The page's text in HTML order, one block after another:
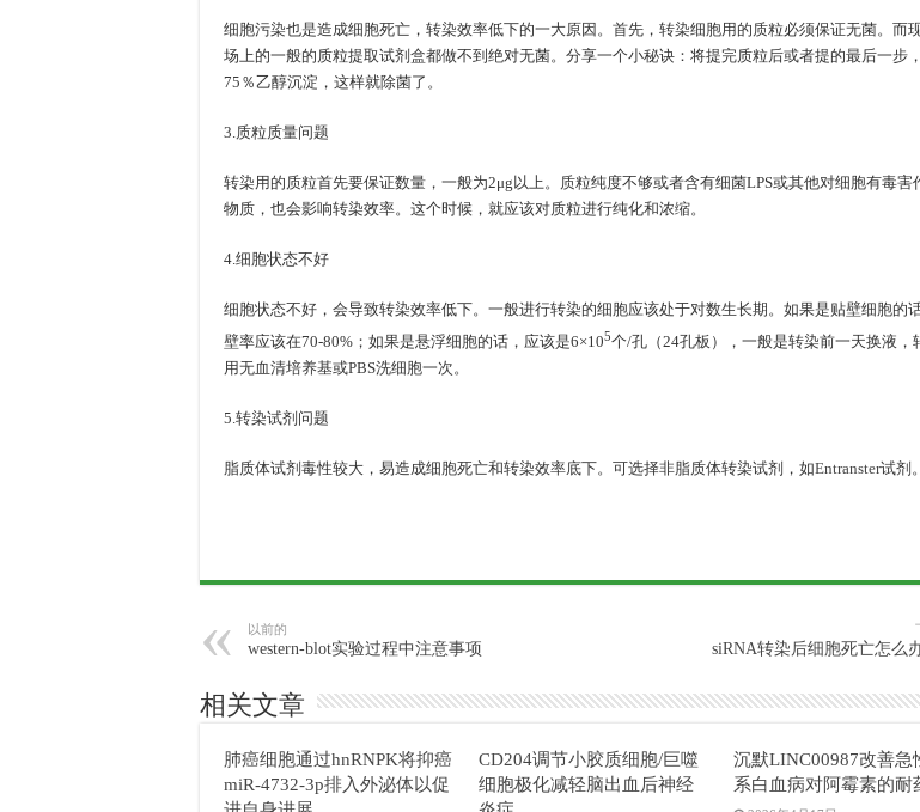
细胞污染也是造成细胞死亡，转染效率低下的一大原因。首先，转染细胞用的质粒必须保证无菌。而
场上的一般的质粒提取试剂盒都做不到绝对无菌。分享一个小秘诀：将提完质粒后或者提的最后一步
75％乙醇沉淀，这样就除菌了。
3.质粒质量问题
转染用的质粒首先要保证数量，一般为2μg以上。质粒纯度不够或者含有细菌LPS或其他对细胞有毒害
物质，也会影响转染效率。这个时候，就应该对质粒进行纯化和浓缩。
4.细胞状态不好
细胞状态不好，会导致转染效率低下。一般进行转染的细胞应该处于对数生长期。如果是贴壁细胞的
壁率应该在70-80%；如果是悬浮细胞的话，应该是6×105个/孔（24孔板），一般是转染前一天换液，
用无血清培养基或PBS洗细胞一次。
5.转染试剂问题
脂质体试剂毒性较大，易造成细胞死亡和转染效率底下。可选择非脂质体转染试剂，如Entranster试剂。
以前的
western-blot实验过程中注意事项 siRNA转染后细胞死亡怎么
相关文章
肺癌细胞通过hnRNPK将抑癌
miR-4732-3p排入外泌体以促
CD204调节小胶质细胞/巨噬
细胞极化减轻脑出血后神经
沉默LINC00987改善急
系白血病对阿霉素的耐